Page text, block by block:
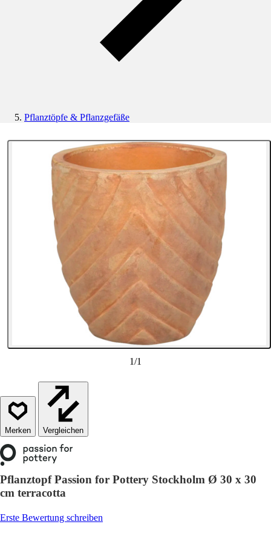
Pflanztöpfe & Pflanzgefäße
1/1
Vergleichen
Pflanztopf Passion for Pottery Stockholm Ø 30 x 30
cm terracotta
Erste Bewertung schreiben